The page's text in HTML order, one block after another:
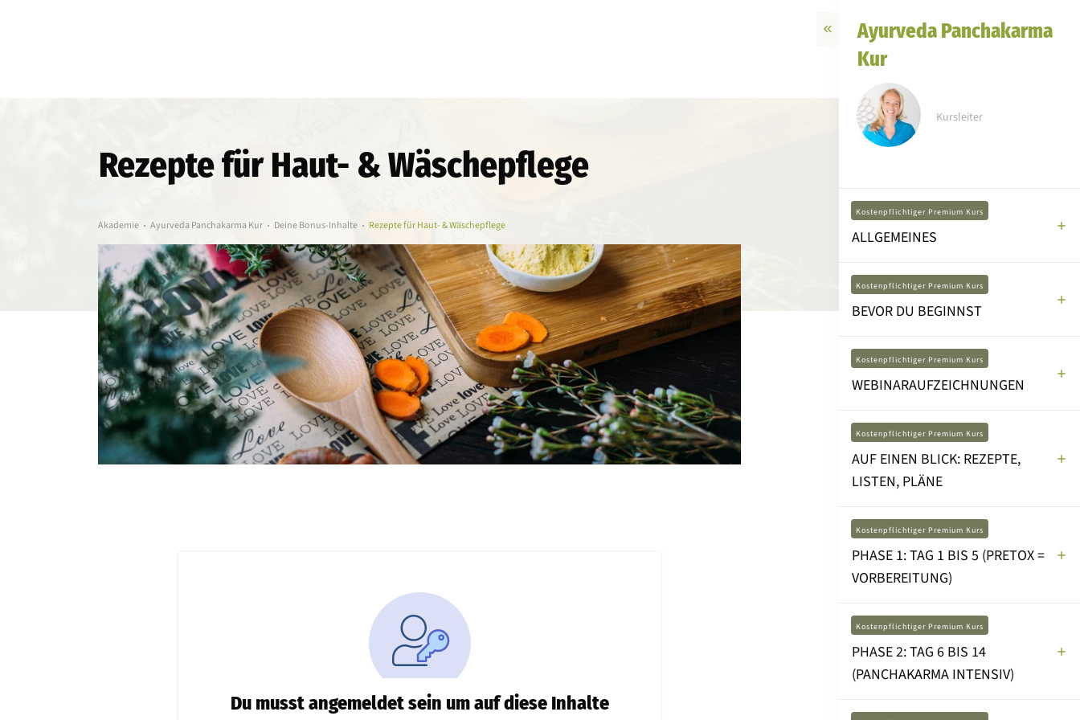
Rezepte für Haut- & Wäschepflege
Akademie Ayurveda Panchakarma Kur Deine Bonus-Inhalte Rezepte für Haut- & Wäschepflege
Du musst angemeldet sein um auf diese Inhalte
Ayurveda Panchakarma
Kur
Kursleiter
Kostenpflichtiger Premium Kurs
ALLGEMEINES
Kostenpflichtiger Premium Kurs
BEVOR DU BEGINNST
Kostenpflichtiger Premium Kurs
WEBINARAUFZEICHNUNGEN
Kostenpflichtiger Premium Kurs
AUF EINEN BLICK: REZEPTE,
LISTEN, PLÄNE
Kostenpflichtiger Premium Kurs
PHASE 1: TAG 1 BIS 5 (PRETOX =
VORBEREITUNG)
Kostenpflichtiger Premium Kurs
PHASE 2: TAG 6 BIS 14
(PANCHAKARMA INTENSIV)